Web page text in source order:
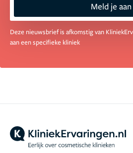
Meld je aan
Deze nieuwsbrief is afkomstig van
aan een specifieke kliniek